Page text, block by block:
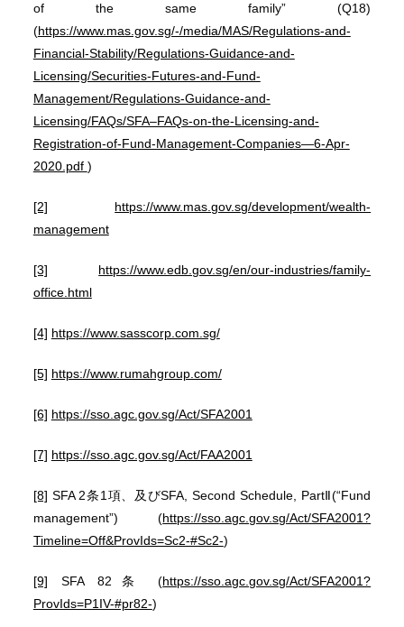
of the same family” (Q18)
(https://www.mas.gov.sg/-/media/MAS/Regulations-and-
Financial-Stability/Regulations-Guidance-and-
Licensing/Securities-Futures-and-Fund-
Management/Regulations-Guidance-and-
Licensing/FAQs/SFA–FAQs-on-the-Licensing-and-
Registration-of-Fund-Management-Companies—6-Apr-
2020.pdf )
[2]
https://www.mas.gov.sg/development/wealth-
management
[3]
https://www.edb.gov.sg/en/our-industries/family-
office.html
[4] https://www.sasscorp.com.sg/
[5] https://www.rumahgroup.com/
[6] https://sso.agc.gov.sg/Act/SFA2001
[7] https://sso.agc.gov.sg/Act/FAA2001
[8] SFA 2条1項、及びSFA, Second Schedule, PartⅡ(“Fund
management”) (https://sso.agc.gov.sg/Act/SFA2001?
Timeline=Off&ProvIds=Sc2-#Sc2-)
[9] SFA 82条 (https://sso.agc.gov.sg/Act/SFA2001?
ProvIds=P1IV-#pr82-)